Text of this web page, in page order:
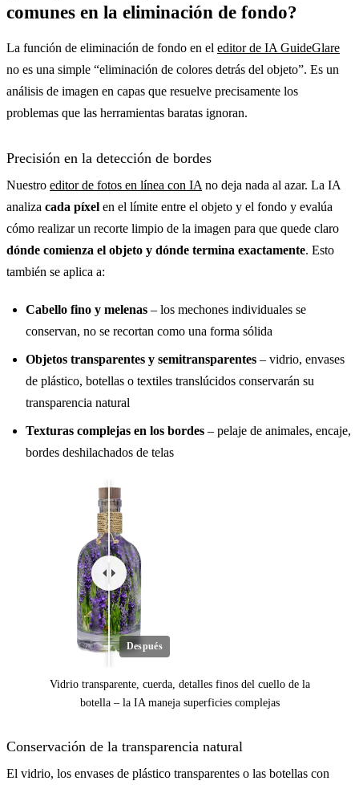
comunes en la eliminación de fondo?
La función de eliminación de fondo en el editor de IA GuideGlare
no es una simple “eliminación de colores detrás del objeto”. Es un
análisis de imagen en capas que resuelve precisamente los
problemas que las herramientas baratas ignoran.
Precisión en la detección de bordes
Nuestro editor de fotos en línea con IA no deja nada al azar. La IA
analiza cada píxel en el límite entre el objeto y el fondo y evalúa
cómo realizar un recorte limpio de la imagen para que quede claro
dónde comienza el objeto y dónde termina exactamente. Esto
también se aplica a:
Cabello fino y melenas – los mechones individuales se
conservan, no se recortan como una forma sólida
Objetos transparentes y semitransparentes – vidrio, envases
de plástico, botellas o textiles translúcidos conservarán su
transparencia natural
Texturas complejas en los bordes – pelaje de animales, encaje,
bordes deshilachados de telas
Después
Vidrio transparente, cuerda, detalles finos del cuello de la
botella – la IA maneja superficies complejas
Conservación de la transparencia natural
El vidrio, los envases de plástico transparentes o las botellas con